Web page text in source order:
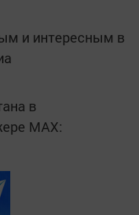
и интересным в
в
MАХ: